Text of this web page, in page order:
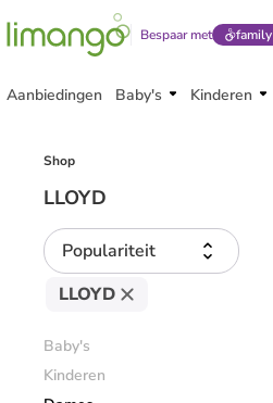
Bespaar met family
Aanbiedingen Baby's Kinderen
Shop
LLOYD
Populariteit
LLOYD
Baby's
Kinderen